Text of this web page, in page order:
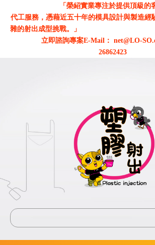
「榮紹實業專注於提供頂級的客製
代工服務，憑藉近五十年的模具設計與製造經
雜的射出成型挑
立即諮詢專案E-Mail： net@LO-
26862423